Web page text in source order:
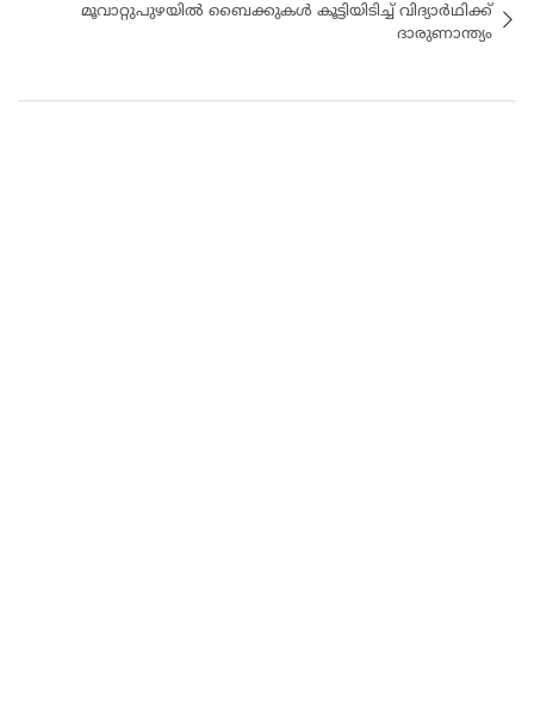
മൂവാറ്റുപുഴയില്‍ ബൈക്കുകള്‍ കൂട്ടിയിടിച്ച് വിദ്യാര്‍ഥിക്ക്
ദാരുണാന്ത്യം